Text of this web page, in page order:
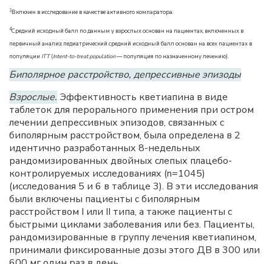
3 Включен в исследование в качестве активного компаратора.
4Средний исходный балл по данным у взрослых основан на пациентах, включенных в
первичный анализ; педиатрический средний исходный балл основан на всех пациентах в
популяции ITT(Intent-to-treat population— популяция по назначенному лечению).
Биполярное расстройство, депрессивные эпизоды
Взрослые. Эффективность кветиапина в виде
таблеток для перорального применения при остром
лечении депрессивных эпизодов, связанных с
биполярным расстройством, была определена в 2
идентично разработанных 8-недельных
рандомизированных двойных слепых плацебо-
контролируемых исследованиях (n=1045)
(исследования 5 и 6 в таблице 3). В эти исследования
были включены пациенты с биполярным
расстройством I или II типа, а также пациенты с
быстрыми циклами заболевания или без. Пациенты,
рандомизированные в группу лечения кветиапином,
принимали фиксированные дозы этого ДВ в 300 или